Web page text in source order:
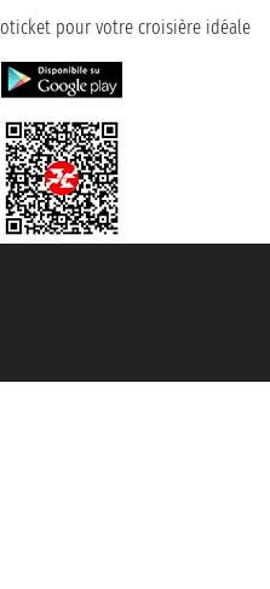
pour votre croisière idéale